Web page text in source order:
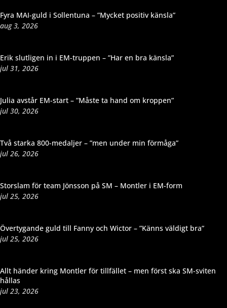
Fyra MAI-guld i Sollentuna – ”Mycket positiv känsla”
aug 3, 2026
Erik slutligen in i EM-truppen – ”Har en bra känsla”
jul 31, 2026
Julia avstår EM-start – ”Måste ta hand om kroppen”
jul 30, 2026
Två starka 800-medaljer – ”men under min förmåga”
jul 26, 2026
Storslam för team Jönsson på SM – Montler i EM-form
jul 25, 2026
Övertygande guld till Fanny och Wictor – ”Känns väldigt bra”
jul 25, 2026
Allt händer kring Montler för tillfället – men först ska SM-sviten
hållas
jul 23, 2026